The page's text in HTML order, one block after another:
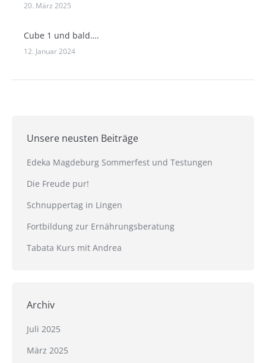
20. März 2025
Cube 1 und bald….
12. Januar 2024
Unsere neusten Beiträge
Edeka Magdeburg Sommerfest und Testungen
Die Freude pur!
Schnuppertag in Lingen
Fortbildung zur Ernährungsberatung
Tabata Kurs mit Andrea
Archiv
Juli 2025
März 2025